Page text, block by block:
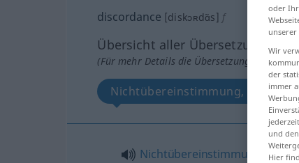
discordance [diskɔʀdɑ̃s] f
Übersicht aller Übersetzungen
(Für mehr Details die Übersetzung
Nichtübereinstimmung,
Nichtübereinstimmung
oder
unserer
Wir
der
immer
und
Hier